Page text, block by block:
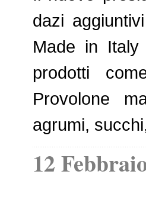
dazi
Made in
prodotti
Provolone
agrumi,
12